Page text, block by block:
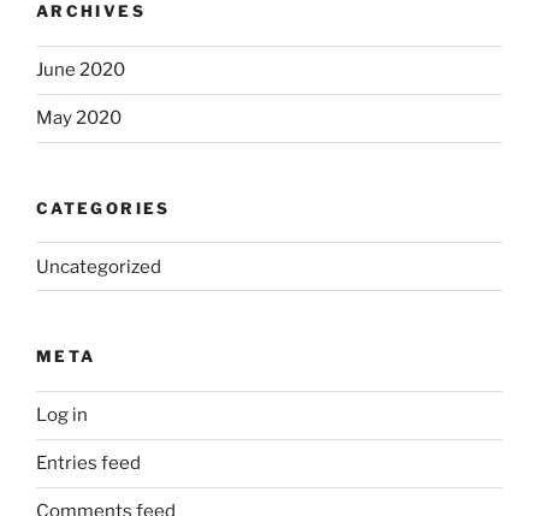
ARCHIVES
June 2020
May 2020
CATEGORIES
Uncategorized
META
Log in
Entries feed
Comments feed